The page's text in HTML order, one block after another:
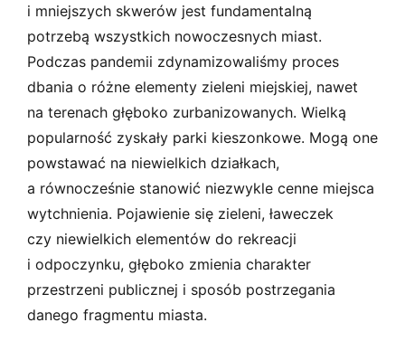
i mniejszych skwerów jest fundamentalną
potrzebą wszystkich nowoczesnych miast.
Podczas pandemii zdynamizowaliśmy proces
dbania o różne elementy zieleni miejskiej, nawet
na terenach głęboko zurbanizowanych. Wielką
popularność zyskały parki kieszonkowe. Mogą one
powstawać na niewielkich działkach,
a równocześnie stanowić niezwykle cenne miejsca
wytchnienia. Pojawienie się zieleni, ławeczek
czy niewielkich elementów do rekreacji
i odpoczynku, głęboko zmienia charakter
przestrzeni publicznej i sposób postrzegania
danego fragmentu miasta.